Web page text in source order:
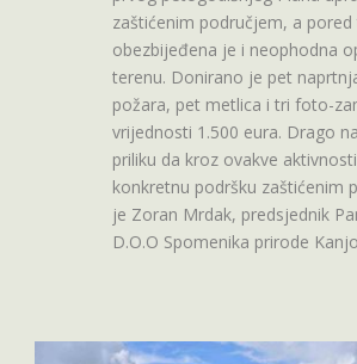
zaštićenim područjem, a pored
obezbijeđena je i neophodna
terenu. Donirano je pet
požara, pet metlica i tri foto-
vrijednosti 1.500 eura. Drago
priliku da kroz ovakve
konkretnu podršku zaštićenim
je Zoran Mrdak, predsjednik
D.O.O Spomenika prirode